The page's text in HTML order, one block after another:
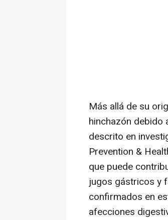
Más allá de su
hinchazón debido
descrito en
Prevention &
que puede
jugos gástricos y
confirmados en
afecciones